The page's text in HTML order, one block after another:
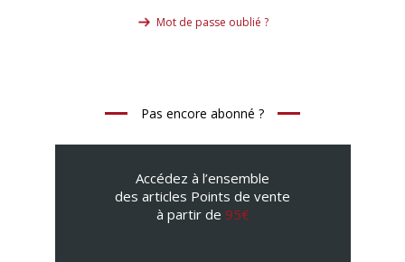
Mot de passe oublié ?
Pas encore abonné ?
Accédez à l’ensemble
des articles Points de vente
à partir de 95€